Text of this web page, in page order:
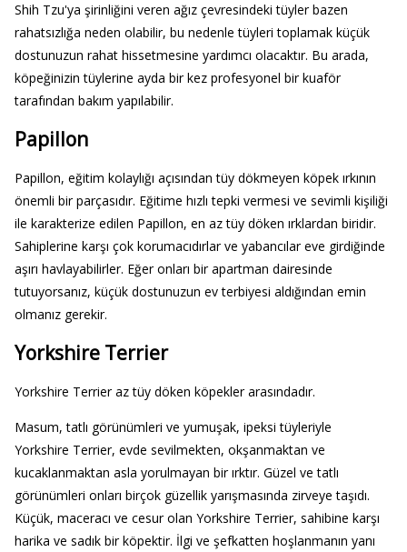
Shih Tzu'ya şirinliğini veren ağız çevresindeki tüyler bazen
rahatsızlığa neden olabilir, bu nedenle tüyleri toplamak küçük
dostunuzun rahat hissetmesine yardımcı olacaktır. Bu arada,
köpeğinizin tüylerine ayda bir kez profesyonel bir kuaför
tarafından bakım yapılabilir.
Papillon
Papillon, eğitim kolaylığı açısından tüy dökmeyen köpek ırkının
önemli bir parçasıdır. Eğitime hızlı tepki vermesi ve sevimli kişiliği
ile karakterize edilen Papillon, en az tüy döken ırklardan biridir.
Sahiplerine karşı çok korumacıdırlar ve yabancılar eve girdiğinde
aşırı havlayabilirler. Eğer onları bir apartman dairesinde
tutuyorsanız, küçük dostunuzun ev terbiyesi aldığından emin
olmanız gerekir.
Yorkshire Terrier
Yorkshire Terrier az tüy döken köpekler arasındadır.
Masum, tatlı görünümleri ve yumuşak, ipeksi tüyleriyle
Yorkshire Terrier, evde sevilmekten, okşanmaktan ve
kucaklanmaktan asla yorulmayan bir ırktır. Güzel ve tatlı
görünümleri onları birçok güzellik yarışmasında zirveye taşıdı.
Küçük, maceracı ve cesur olan Yorkshire Terrier, sahibine karşı
harika ve sadık bir köpektir. İlgi ve şefkatten hoşlanmanın yanı